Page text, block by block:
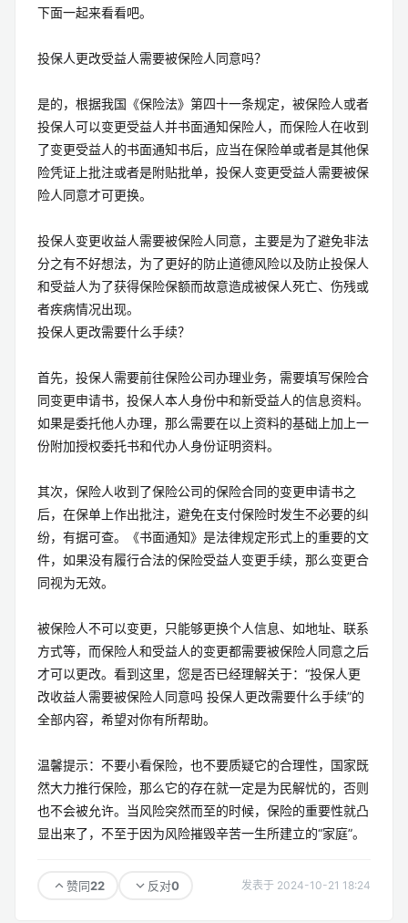
下面一起来看看吧。
投保人更改受益人需要被保险人同意吗？
是的，根据我国《保险法》第四十一条规定，被保险人或者
投保人可以变更受益人并书面通知保险人，而保险人在收到
了变更受益人的书面通知书后，应当在保险单或者是其他保
险凭证上批注或者是附贴批单，投保人变更受益人需要被保
险人同意才可更换。
投保人变更收益人需要被保险人同意，主要是为了避免非法
分之有不好想法，为了更好的防止道德风险以及防止投保人
和受益人为了获得保险保额而故意造成被保人死亡、伤残或
者疾病情况出现。
投保人更改需要什么手续？
首先，投保人需要前往保险公司办理业务，需要填写保险合
同变更申请书，投保人本人身份中和新受益人的信息资料。
如果是委托他人办理，那么需要在以上资料的基础上加上一
份附加授权委托书和代办人身份证明资料。
其次，保险人收到了保险公司的保险合同的变更申请书之
后，在保单上作出批注，避免在支付保险时发生不必要的纠
纷，有据可查。《书面通知》是法律规定形式上的重要的文
件，如果没有履行合法的保险受益人变更手续，那么变更合
同视为无效。
被保险人不可以变更，只能够更换个人信息、如地址、联系
方式等，而保险人和受益人的变更都需要被保险人同意之后
才可以更改。看到这里，您是否已经理解关于：“投保人更
改收益人需要被保险人同意吗 投保人更改需要什么手续”的
全部内容，希望对你有所帮助。
温馨提示：不要小看保险，也不要质疑它的合理性，国家既
然大力推行保险，那么它的存在就一定是为民解忧的，否则
也不会被允许。当风险突然而至的时候，保险的重要性就凸
显出来了，不至于因为风险摧毁辛苦一生所建立的“家庭”。
赞同22 反对0 发表于 2024-10-21 18:24